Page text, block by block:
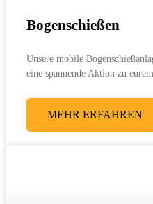
Bogenschießen
Unsere mobile
eine spannende Aktion zu
MEHR ERFAHREN